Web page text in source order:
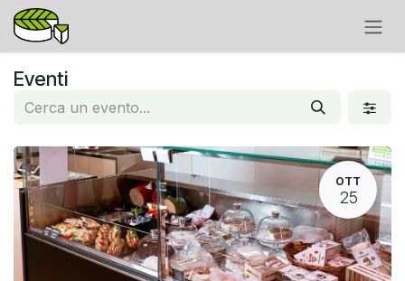
Passa al contenuto
Eventi
OTT
25